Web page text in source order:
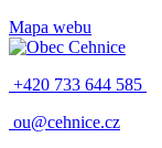
Mapa webu
+420 733 644 585
ou@cehnice.cz